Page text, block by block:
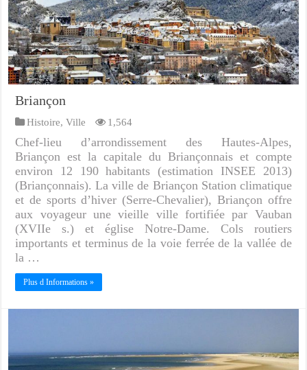
Briançon
Histoire,Ville 1,564
Chef-lieu d’arrondissement des Hautes-Alpes,
Briançon est la capitale du Briançonnais et compte
environ 12 190 habitants (estimation INSEE 2013)
(Briançonnais). La ville de Briançon Station climatique
et de sports d’hiver (Serre-Chevalier), Briançon offre
aux voyageur une vieille ville fortifiée par Vauban
(XVIIe s.) et église Notre-Dame. Cols routiers
importants et terminus de la voie ferrée de la vallée de
la …
Plus d Informations »